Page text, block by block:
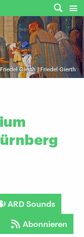
Gierth | Friedel Gierth
ARD Sounds
Abonnieren